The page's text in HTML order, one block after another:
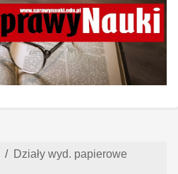
Działy wyd. papierowe